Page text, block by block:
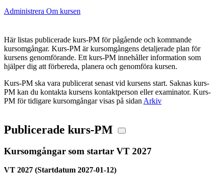
Administrera Om kursen
Här listas publicerade kurs-PM för pågående och kommande
kursomgångar. Kurs-PM är kursomgångens detaljerade plan för
kursens genomförande. Ett kurs-PM innehåller information som
hjälper dig att förbereda, planera och genomföra kursen.
Kurs-PM ska vara publicerat senast vid kursens start. Saknas kurs-
PM kan du kontakta kursens kontaktperson eller examinator. Kurs-
PM för tidigare kursomgångar visas på sidan Arkiv
Publicerade kurs-PM
Kursomgångar som startar VT 2027
VT 2027 (Startdatum 2027-01-12)